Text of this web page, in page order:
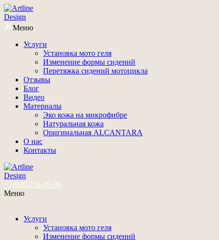
Меню
Услуги
Установка мото геля
Изменение формы сидений
Перетяжка сидений мотоцикла
Отзывы
Блог
Видео
Материалы
Эко кожа на микрофибре
Натуральная кожа
Оригинальная ALCANTARA
О нас
Контакты
+7(926)256-09-36
Меню
Услуги
Установка мото геля
Изменение формы сидений